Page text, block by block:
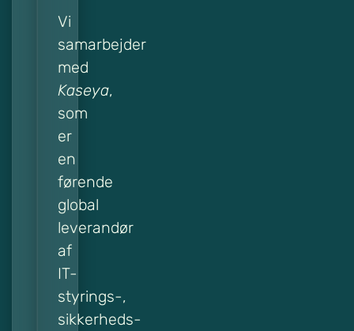
Vi
samarbejder
med
Kaseya,
som
er
en
førende
global
leverandør
af
IT-
styrings-,
sikkerheds-